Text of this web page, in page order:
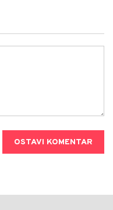
OSTAVI KOMENTAR